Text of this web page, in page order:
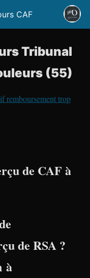
CAF
Tribunal
(55)
remboursement trop
de CAF à
de RSA ?
à